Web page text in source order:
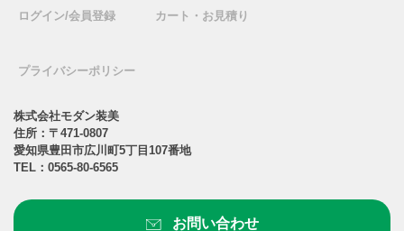
ログイン/会員登録 カート・お見積り
プライバシーポリシー
株式会社モダン装美
住所：〒471-0807
愛知県豊田市広川町5丁目107番地
TEL： 0565-80-6565
お問い合わせ